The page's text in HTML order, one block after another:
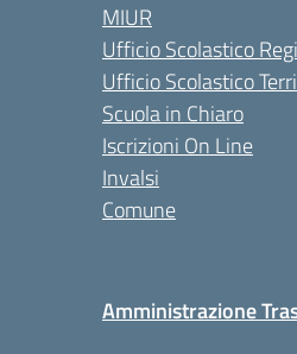
MIUR
Ufficio Scolastico
Ufficio Scolastico
Scuola in Chiaro
Iscrizioni On Line
Invalsi
Comune
Amministrazione